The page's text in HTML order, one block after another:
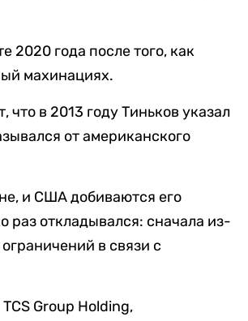
2020 года после того, как
махинациях.
в 2013 году Тиньков указал
от американского
и США добиваются его
раз откладывался: сначала из-
в связи с
Group Holding,